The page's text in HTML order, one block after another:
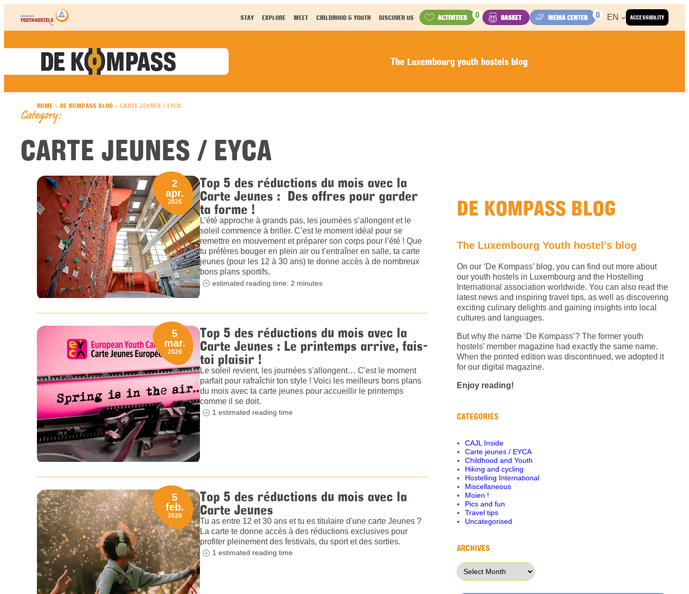
ACCESSIBILITY
STAY EXPLORE MEET CHILDHOOD & YOUTH DISCOVER US ACTIVITIES 0 BASKET MEDIA CENTER 0 EN
The Luxembourg youth hostels blog
HOME » DE KOMPASS BLOG »CARTE JEUNES / EYCA
Category:
CARTE JEUNES / EYCA
Top 5 des réductions du mois avec la
Carte Jeunes : Des offres pour garder
ta forme !
L’été approche à grands pas, les journées s’allongent et le
soleil commence à briller. C’est le moment idéal pour se
remettre en mouvement et préparer son corps pour l’été ! Que
tu préfères bouger en plein air ou t’entraîner en salle, ta carte
jeunes (pour les 12 à 30 ans) te donne accès à de nombreux
bons plans sportifs.
2
apr.
2026
estimated reading time: 2 minutes
Top 5 des réductions du mois avec la
Carte Jeunes : Le printemps arrive, fais-
toi plaisir !
Le soleil revient, les journées s'allongent… C'est le moment
parfait pour rafraîchir ton style ! Voici les meilleurs bons plans
du mois avec ta carte jeunes pour accueillir le printemps
comme il se doit.
5
mar.
2026
1 estimated reading time
Top 5 des réductions du mois avec la
Carte Jeunes
Tu as entre 12 et 30 ans et tu es titulaire d'une carte Jeunes ?
La carte te donne accès à des réductions exclusives pour
profiter pleinement des festivals, du sport et des sorties.
5
feb.
2026
1 estimated reading time
DE KOMPASS BLOG
The Luxembourg Youth hostel’s blog
On our ‘De Kompass’ blog, you can find out more about
our youth hostels in Luxembourg and the Hostelling
International association worldwide. You can also read the
latest news and inspiring travel tips, as well as discovering
exciting culinary delights and gaining insights into local
cultures and languages.
But why the name ‘De Kompass’? The former youth
hostels’ member magazine had exactly the same name.
When the printed edition was discontinued, we adopted it
for our digital magazine.
Enjoy reading!
CATEGORIES
CAJL Inside
Carte jeunes / EYCA
Childhood and Youth
Hiking and cycling
Hostelling International
Miscellaneous
Moien !
Pics and fun
Travel tips
Uncategorised
ARCHIVES
Archives